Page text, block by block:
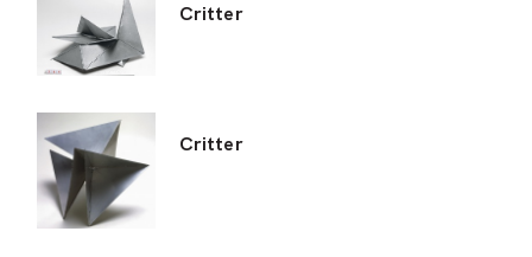
Critter
Critter